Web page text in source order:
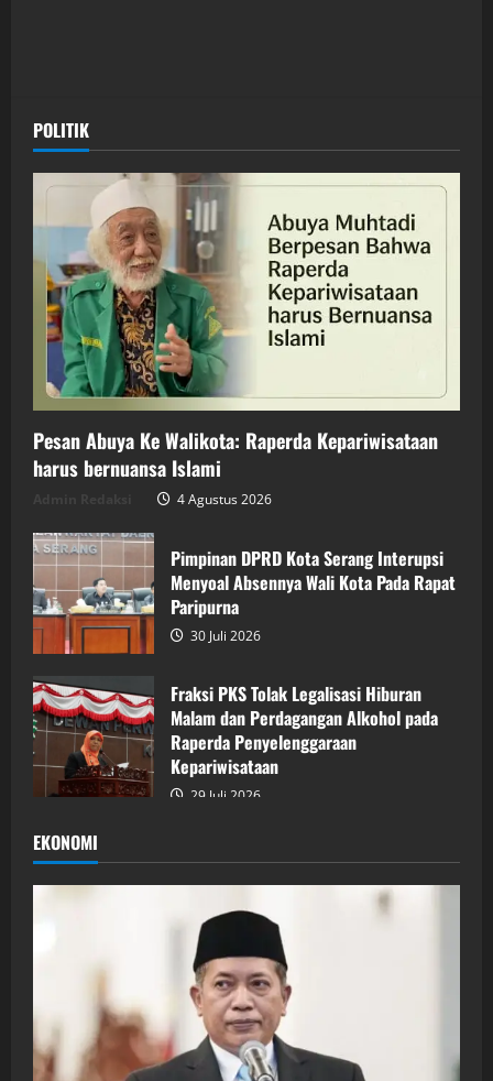
POLITIK
Pesan Abuya Ke Walikota: Raperda Kepariwisataan
harus bernuansa Islami
4 Agustus 2026
Pimpinan DPRD Kota Serang Interupsi
Menyoal Absennya Wali Kota Pada Rapat
Paripurna
30 Juli 2026
Fraksi PKS Tolak Legalisasi Hiburan
Malam dan Perdagangan Alkohol pada
Raperda Penyelenggaraan
Kepariwisataan
29 Juli 2026
EKONOMI